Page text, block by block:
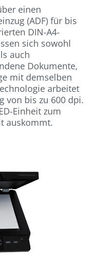
einen
(ADF) für bis
DIN-A4-
sich sowohl
auch
Dokumente,
mit demselben
arbeitet
von bis zu 600 dpi.
Einheit zum
auskommt.